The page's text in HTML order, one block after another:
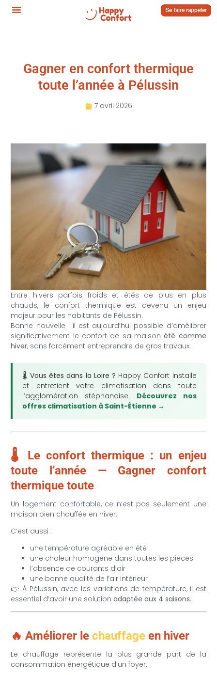
Se faire rappeler
Gagner en confort thermique
toute l’année à Pélussin
7 avril 2026
Entre hivers parfois froids et étés de plus en plus
chauds, le confort thermique est devenu un enjeu
majeur pour les habitants de Pélussin.
Bonne nouvelle : il est aujourd’hui possible d’améliorer
significativement le confort de sa maisonété comme
hiver, sans forcément entreprendre de gros travaux.
🌡️ Vous êtes dans la Loire ? Happy Confort installe
et entretient votre climatisation dans toute
l’agglomération stéphanoise. Découvrez nos
offres climatisation à Saint-Étienne →
🌡️ Le confort thermique : un enjeu
toute l’année — Gagner confort
thermique toute
Un logement confortable, ce n’est pas seulement une
maison bien chauffée en hiver.
C’est aussi :
une température agréable en été
une chaleur homogène dans toutes les pièces
l’absence de courants d’air
une bonne qualité de l’air intérieur
👉 À Pélussin, avec les variations de température, il est
essentiel d’avoir une solutionadaptée aux 4 saisons.
🔥 Améliorer lechauffage en hiver
Le chauffage représente la plus grande part de la
consommation énergétique d’un foyer.